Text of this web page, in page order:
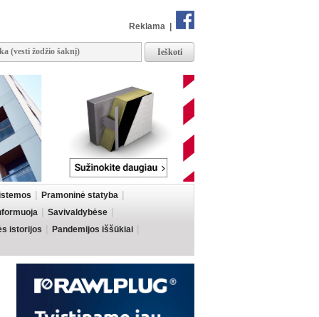
Reklama
Pramoninė statyba
Savivaldybėse
istorijos
Pandemijos iššūkiai